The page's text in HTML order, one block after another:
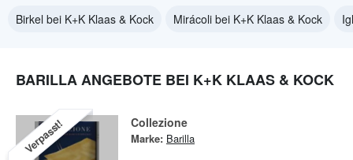
Birkel bei K+K Klaas & Kock
Mirácoli bei K+K Klaas & Kock
BARILLA ANGEBOTE BEI K+K KLAAS & KOCK
Verpasst! Collezione
Marke: Barilla